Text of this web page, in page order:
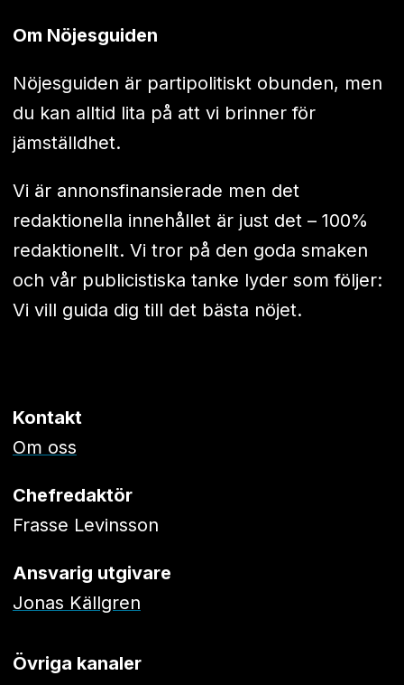
Om Nöjesguiden
Nöjesguiden är partipolitiskt obunden, men
du kan alltid lita på att vi brinner för
jämställdhet.
Vi är annonsfinansierade men det
redaktionella innehållet är just det – 100%
redaktionellt. Vi tror på den goda smaken
och vår publicistiska tanke lyder som följer:
Vi vill guida dig till det bästa nöjet.
Kontakt
Om oss
Chefredaktör
Frasse Levinsson
Ansvarig utgivare
Jonas Källgren
Övriga kanaler